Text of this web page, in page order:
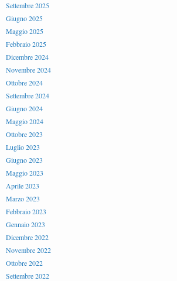
Settembre 2025
Giugno 2025
Maggio 2025
Febbraio 2025
Dicembre 2024
Novembre 2024
Ottobre 2024
Settembre 2024
Giugno 2024
Maggio 2024
Ottobre 2023
Luglio 2023
Giugno 2023
Maggio 2023
Aprile 2023
Marzo 2023
Febbraio 2023
Gennaio 2023
Dicembre 2022
Novembre 2022
Ottobre 2022
Settembre 2022